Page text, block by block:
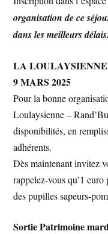
organisation de ce
dans les meilleurs délais.
LA
9 MARS 2025
Pour la bonne
Loulaysienne –
disponibilités, en
adhérents.
Dès maintenant invitez
rappelez-vous qu’1
des pupilles sapeurs-
Sortie Patrimoine